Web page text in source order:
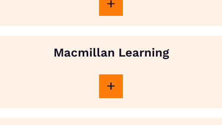
Macmillan Learning